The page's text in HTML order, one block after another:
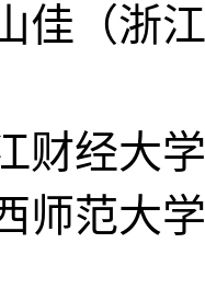
佳（浙
财经大
师范大